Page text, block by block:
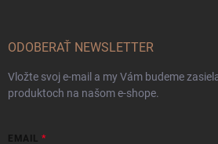
ODOBERAŤ NEWSLETTER
Vložte svoj e-mail a my Vám budeme
produktoch na našom e-shope.
EMAIL